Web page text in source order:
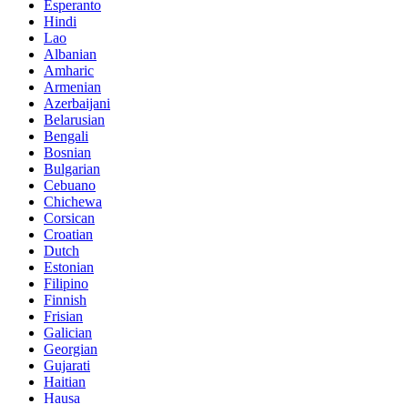
Esperanto
Hindi
Lao
Albanian
Amharic
Armenian
Azerbaijani
Belarusian
Bengali
Bosnian
Bulgarian
Cebuano
Chichewa
Corsican
Croatian
Dutch
Estonian
Filipino
Finnish
Frisian
Galician
Georgian
Gujarati
Haitian
Hausa